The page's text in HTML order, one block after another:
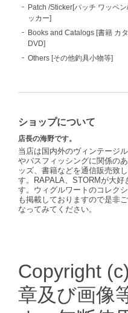
Patch /Sticker[パッチ ワッペン
ッカー]
Books and Catalogs [書籍 カ
DVD]
Others [その他釣具小物等]
ショップについて
店長の海野です。
当店は国内外のヴィンテージ
やバスフィッシングに関係の
ッズ、書籍などを通信販売致し
す。RAPALA、STORMが大好
す。ウィグルワートのコレク
も掲載しておりますので是非
なってみてください。
Copyright
章及び画像